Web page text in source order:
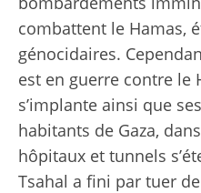
combattent le Hamas,
génocidaires.
est en guerre contre le
s’implante ainsi que
habitants de Gaza,
hôpitaux et tunnels
Tsahal a fini par tuer